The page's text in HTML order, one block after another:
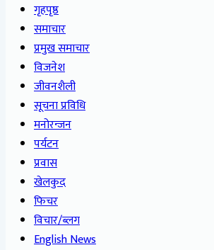
गृहपृष्ठ
समाचार
प्रमुख समाचार
विजनेश
जीवनशैली
सूचना प्रविधि
मनोरन्जन
पर्यटन
प्रवास
खेलकुद
फिचर
विचार/ब्लग
English News